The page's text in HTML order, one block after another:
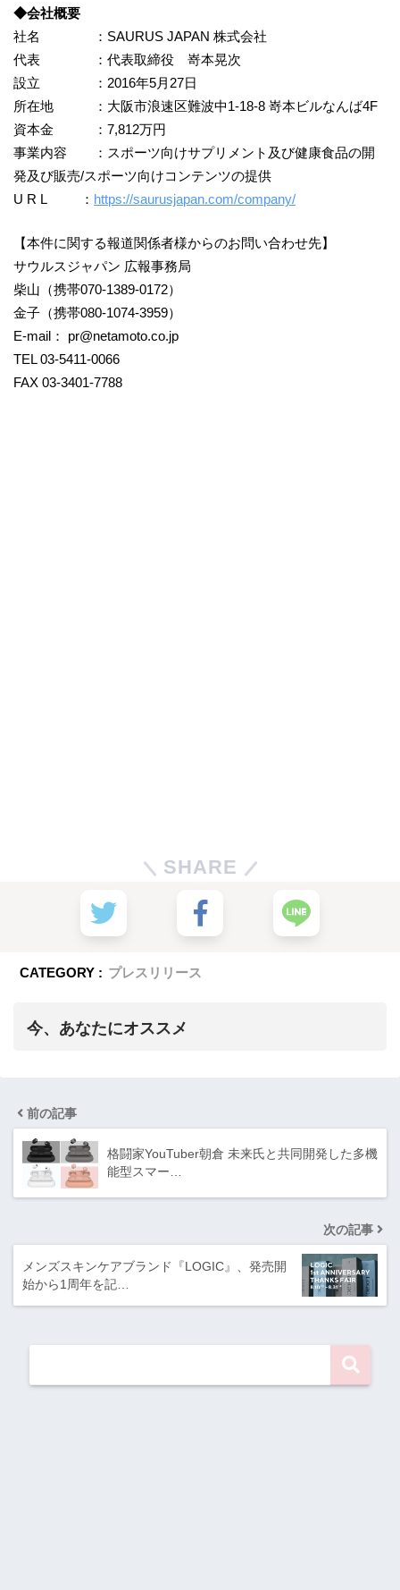
◆会社概要
社名 ：SAURUS JAPAN 株式会社
代表 ：代表取締役 嵜本晃次
設立 ：2016年5月27日
所在地 ：大阪市浪速区難波中1-18-8 嵜本ビルなんば4F
資本金 ：7,812万円
事業内容 ：スポーツ向けサプリメント及び健康食品の開
発及び販売/スポーツ向けコンテンツの提供
U R L ： https://saurusjapan.com/company/
【本件に関する報道関係者様からのお問い合わせ先】
サウルスジャパン 広報事務局
柴山（携帯070-1389-0172）
金子（携帯080-1074-3959）
E-mail： pr@netamoto.co.jp
TEL 03-5411-0066
FAX 03-3401-7788
SHARE
CATEGORY : プレスリリース
今、あなたにオススメ
前の記事
格闘家YouTuber朝倉 未来氏と共同開発した多機
能型スマー…
次の記事
メンズスキンケアブランド『LOGIC』、発売開
始から1周年を記…